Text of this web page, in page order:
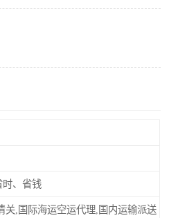
时、省钱
关,国际海运空运代理,国内运输派送